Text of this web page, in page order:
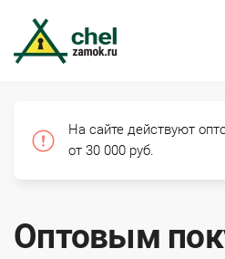
На сайте действуют
от 30 000 руб.
Оптовым